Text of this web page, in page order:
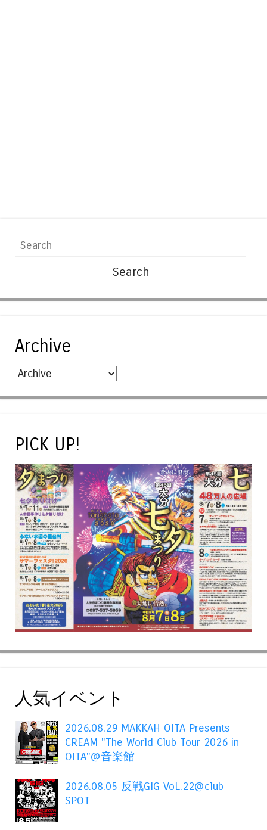
Search
Archive
PICK UP!
人気イベント
2026.08.29 MAKKAH OITA Presents
CREAM "The World Club Tour 2026 in
OITA"@音楽館
2026.08.05 反戦GIG VoL.22@club
SPOT